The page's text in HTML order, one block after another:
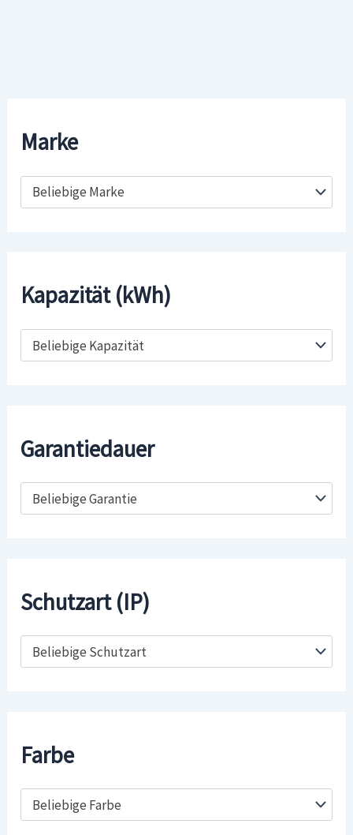
Marke
Beliebige Marke
Kapazität (kWh)
Beliebige Kapazität
Garantiedauer
Beliebige Garantie
Schutzart (IP)
Beliebige Schutzart
Farbe
Beliebige Farbe